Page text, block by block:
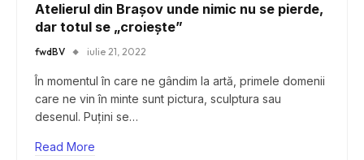
Atelierul din Brașov unde nimic nu se pierde,
dar totul se „croiește”
fwdBV iulie 21, 2022
În momentul în care ne gândim la artă, primele domenii
care ne vin în minte sunt pictura, sculptura sau
desenul. Puțini se…
Read More